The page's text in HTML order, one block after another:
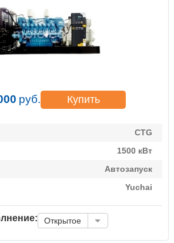
руб. Купить
CTG
1500 кВт
Автозапуск
Yuchai
Открытое